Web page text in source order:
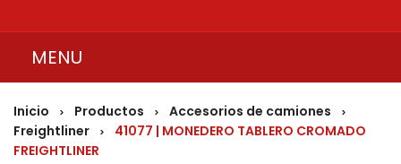
MENU
INICIO
QUIENES SOMOS
Inicio > Productos > Accesorios de camiones >
Freightliner >
41077 | MONEDERO TABLERO CROMADO
FREIGHTLINER